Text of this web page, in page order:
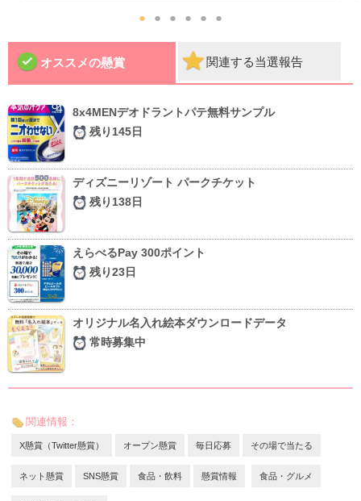
● ● ● ● ● ●
オススメの懸賞 関連する当選報告
8x4MENデオドラントパテ無料サンプル
残り145日
ディズニーリゾート パークチケット
残り138日
えらべるPay 300ポイント
残り23日
オリジナル名入れ絵本ダウンロードデータ
常時募集中
関連情報：
X懸賞（Twitter懸賞） オープン懸賞 毎日応募 その場で当たる
ネット懸賞 SNS懸賞 食品・飲料 懸賞情報 食品・グルメ